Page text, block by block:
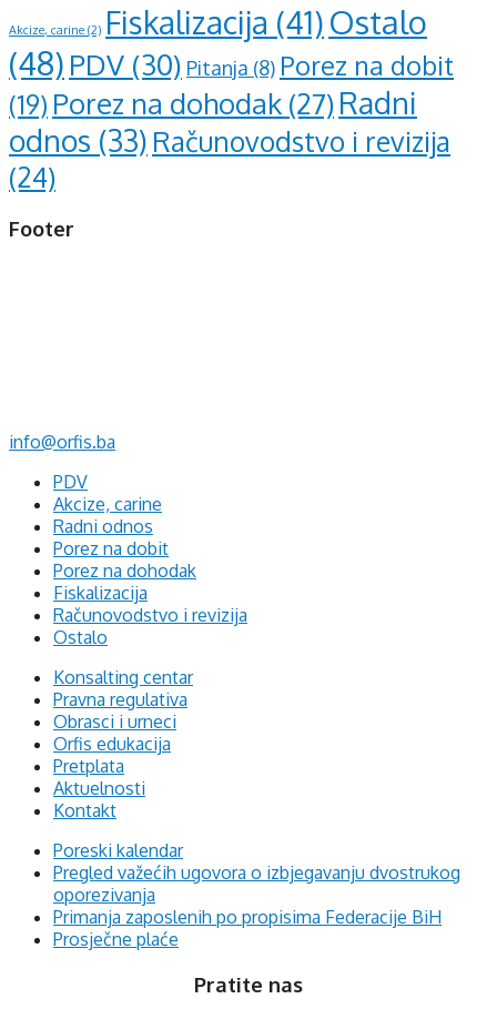
Akcize, carine (2) Fiskalizacija (41)Ostalo
(48) PDV (30) Pitanja (8) Porez na dobit
(19) Porez na dohodak (27)Radni
odnos (33) Računovodstvo i revizija
(24)
Footer
info@orfis.ba
PDV
Akcize, carine
Radni odnos
Porez na dobit
Porez na dohodak
Fiskalizacija
Računovodstvo i revizija
Ostalo
Konsalting centar
Pravna regulativa
Obrasci i urneci
Orfis edukacija
Pretplata
Aktuelnosti
Kontakt
Poreski kalendar
Pregled važećih ugovora o izbjegavanju dvostrukog
oporezivanja
Primanja zaposlenih po propisima Federacije BiH
Prosječne plaće
Pratite nas